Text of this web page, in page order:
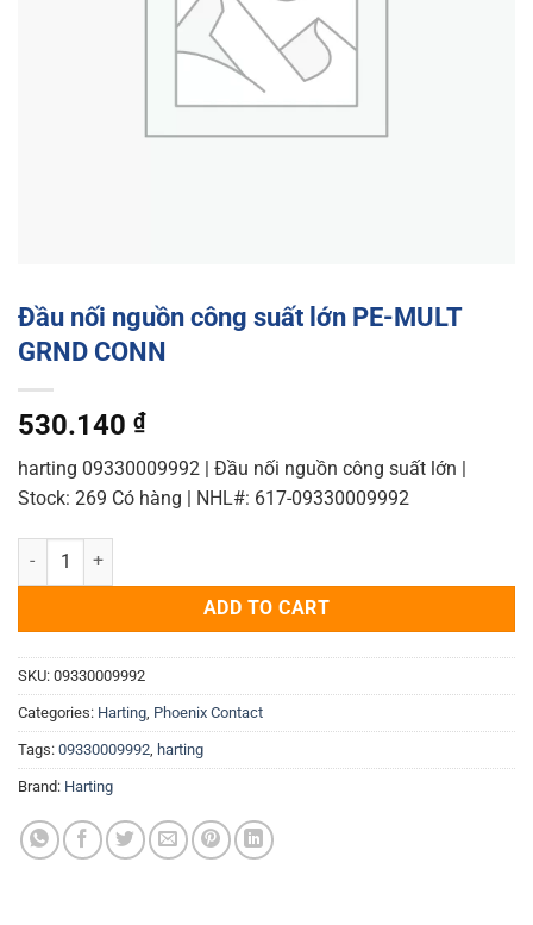
Đầu nối nguồn công suất lớn PE-MULT
GRND CONN
530.140 ₫
harting 09330009992 | Đầu nối nguồn công suất lớn |
Stock: 269 Có hàng | NHL#: 617-09330009992
Đầu nối nguồn công suất lớn PE-MULT GRND CONN quantity
ADD TO CART
SKU: 09330009992
Categories: Harting Phoenix Contact
Tags: 09330009992 harting
Brand: Harting